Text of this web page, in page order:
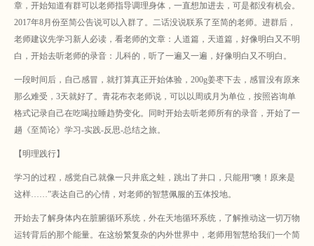
章，开始知道有群可以老师指导调理身体，一直想加进去，可是都没有机会。
2017年8月份至简公告说可以入群了。二话没说联系了至简的老师。进群后，
老师建议先学习新人必读，看老师的文章：人道篇，天道篇，好像明白又不明
白，开始去听老师的录音：儿科的，听了一遍又一遍，好像明白又不明白。
一段时间后，自己感冒，就打算真正开始体验，200g姜枣下去，感冒没有原来
那么难受，3天就好了。青花布衣老师说，可以以周或月为单位，按照咨询单
格式记录自己在吃喝拉睡趋势变化。同时开始去听老师所有的录音，开始了一
趟《至简论》学习-实践-反思-总结之旅。
【明理践行】
学习的过程，感觉自己就像一只井底之蛙，跳出了井口，只能用“噢！原来是
这样……”表达自己的心情，对老师的智慧佩服的五体投地。
开始去了解身体内在脏腑循环系统，外在天地循环系统，了解推动这一切万物
运转背后的那个能量。在这纷繁复杂的内外世界中，老师用智慧给我们一个简